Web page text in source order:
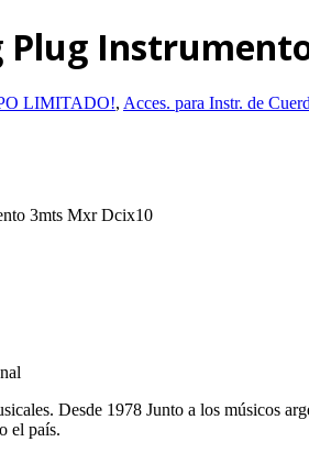
Plug
LIMITADO!, Acces. para Instr. de
3mts Mxr Dcix10
Desde 1978 Junto a los músicos
el país.